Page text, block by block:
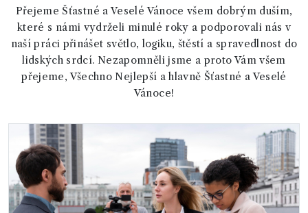
Přejeme Šťastné a Veselé Vánoce všem dobrým duším,
které s námi vydrželi minulé roky a podporovali nás v
naší práci přinášet světlo, logiku, štěstí a spravedlnost do
lidských srdcí. Nezapomněli jsme a proto Vám všem
přejeme, Všechno Nejlepší a hlavně Šťastné a Veselé
Vánoce!